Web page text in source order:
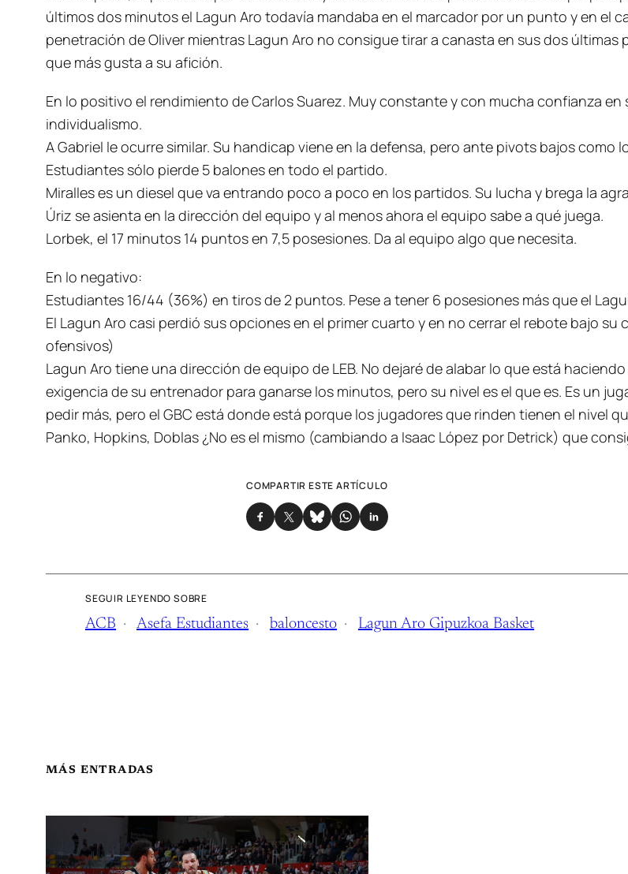
últimos dos minutos el Lagun Aro todavía mandaba en el marcador por un punto y en el
penetración de Oliver mientras Lagun Aro no consigue tirar a canasta en sus dos
que más gusta a su afición.
En lo positivo el rendimiento de Carlos Suarez. Muy constante y con mucha confianza
individualismo.
A Gabriel le ocurre similar. Su handicap viene en la defensa, pero ante pivots bajos como
Estudiantes sólo pierde 5 balones en todo el partido.
Miralles es un diesel que va entrando poco a poco en los partidos. Su lucha y brega la
Úriz se asienta en la dirección del equipo y al menos ahora el equipo sabe a qué juega.
Lorbek, el 17 minutos 14 puntos en 7,5 posesiones. Da al equipo algo que necesita.
En lo negativo:
Estudiantes 16/44 (36%) en tiros de 2 puntos. Pese a tener 6 posesiones más que el
El Lagun Aro casi perdió sus opciones en el primer cuarto y en no cerrar el rebote bajo
ofensivos)
Lagun Aro tiene una dirección de equipo de LEB. No dejaré de alabar lo que está
exigencia de su entrenador para ganarse los minutos, pero su nivel es el que es. Es un
pedir más, pero el GBC está donde está porque los jugadores que rinden tienen el nivel
Panko, Hopkins, Doblas ¿No es el mismo (cambiando a Isaac López por Detrick) que
COMPARTIR ESTE ARTÍCULO
SEGUIR LEYENDO SOBRE
ACB Asefa Estudiantes baloncesto Lagun Aro Gipuzkoa Basket
MÁS ENTRADAS